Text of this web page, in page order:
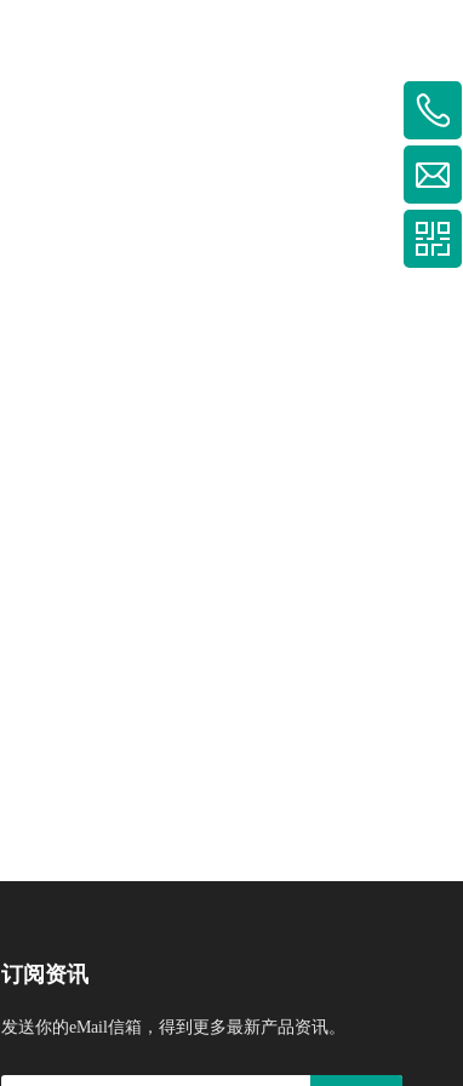
订阅资讯
发送你的eMail信箱，得到更多最新产品资讯。